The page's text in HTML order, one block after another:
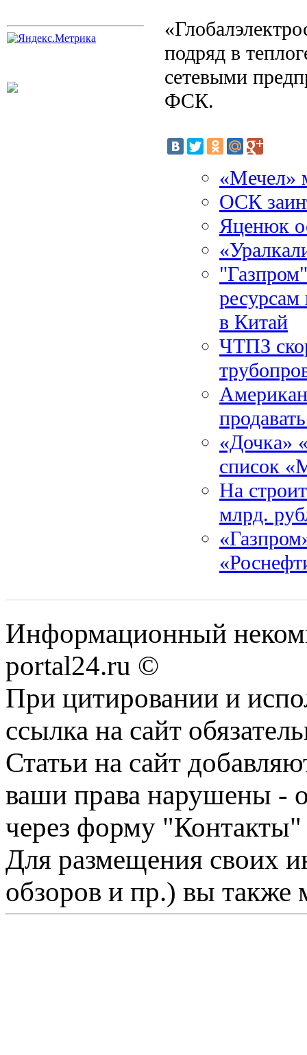
подряд в
сетевыми
ФСК.
«Мечел»
ОСК
Яценюк
ресурсам
в Китай
ЧТПЗ
«Дочка»
список
На
млрд.
Информационный
portal24.ru ©
При цитировании и
ссылка на сайт
Статьи на сайт
ваши права нарушены -
через форму "Контакты"
Для размещения своих
обзоров и пр.) вы также